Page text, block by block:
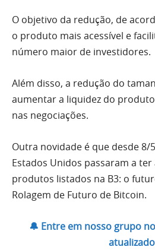
O objetivo da redução, de
o produto mais acessível e
número maior de investidores.
Além disso, a redução do
aumentar a liquidez do
nas negociações.
Outra novidade é que desde 8/
Estados Unidos passaram a
produtos listados na B3: o
Rolagem de Futuro de Bitcoin.
🔔 Entre em nosso grupo